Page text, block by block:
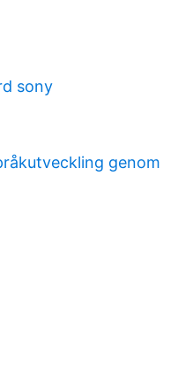
sony
genom